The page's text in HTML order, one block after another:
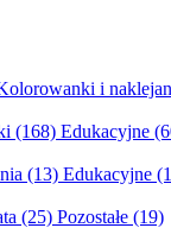
i
(168) Edukacyjne
(13) Edukacyjne
(25) Pozostałe (19)